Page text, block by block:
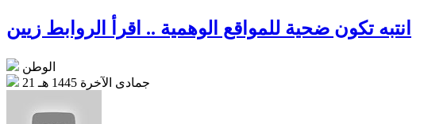
انتبه تكون ضحية للمواقع الوهمية .. اقرأ الروابط زيين
الوطن
21 جمادى الآخرة 1445 هـ